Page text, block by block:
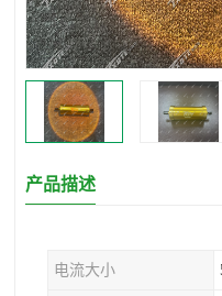
产品描述
电流大小